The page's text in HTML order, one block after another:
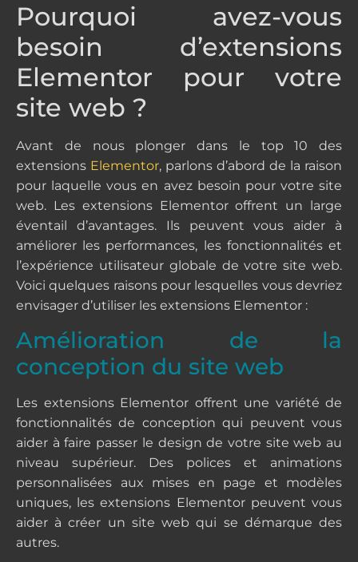
Pourquoi avez-vous
besoin d’extensions
Elementor pour votre
site web ?
Avant de nous plonger dans le top 10 des
extensions Elementor, parlons d’abord de la raison
pour laquelle vous en avez besoin pour votre site
web. Les extensions Elementor offrent un large
éventail d’avantages. Ils peuvent vous aider à
améliorer les performances, les fonctionnalités et
l’expérience utilisateur globale de votre site web.
Voici quelques raisons pour lesquelles vous devriez
envisager d’utiliser les extensions Elementor :
Amélioration de la
conception du site web
Les extensions Elementor offrent une variété de
fonctionnalités de conception qui peuvent vous
aider à faire passer le design de votre site web au
niveau supérieur. Des polices et animations
personnalisées aux mises en page et modèles
uniques, les extensions Elementor peuvent vous
aider à créer un site web qui se démarque des
autres.